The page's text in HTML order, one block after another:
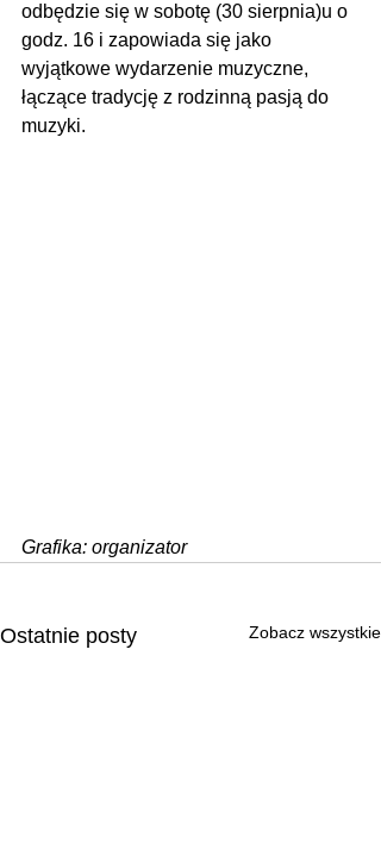
odbędzie się w sobotę (30 sierpnia)u o
godz. 16 i zapowiada się jako
wyjątkowe wydarzenie muzyczne,
łączące tradycję z rodzinną pasją do
muzyki.
Grafika: organizator
Ostatnie posty Zobacz wszystkie